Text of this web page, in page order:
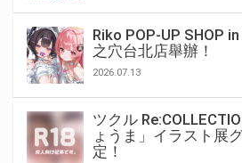
Riko POP-UP SHOP
之穴台北店舉辦！
2026.07.13
ツクル
ょうま」イラスト展
定！